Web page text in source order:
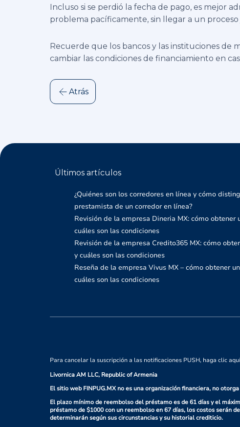
Incluso si se perdió la fecha de pago, es mejor
problema pacíficamente, sin llegar a un proceso
Recuerde que los bancos y las instituciones de
cambiar las condiciones de financiamiento en
Atrás
Últimos artículos
¿Quiénes son los corredores en línea y cómo
prestamista de un corredor en línea?
Revisión de la empresa Dineria MX: cómo obtener
cuáles son las condiciones
Revisión de la empresa Credito365 MX: cómo
y cuáles son las condiciones
Reseña de la empresa Vivus MX – cómo obtener
cuáles son las condiciones
Para cancelar la suscripción a las notificaciones PUSH, haga clic
Livornica AM LLC, Republic of Armenia
El sitio web FINPUG.MX no es una organización financiera, no
El plazo mínimo de reembolso del préstamo es de 61 días y el
préstamo de $1000 con un reembolso en 67 días, los costos serán
determinarán según sus circunstancias y su historial crediticio.